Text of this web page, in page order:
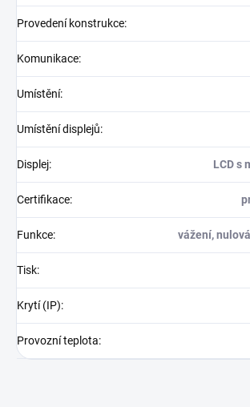
Provedení konstrukce:
Komunikace:
Umístění:
Umístění displejů:
Displej: LCD s
Certifikace:
Funkce: vážení,
Tisk:
Krytí (IP):
Provozní teplota: